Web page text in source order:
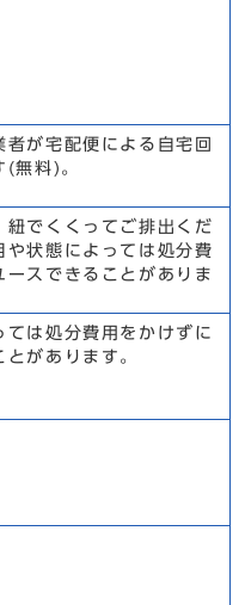
者が宅配便による自宅回
(無料)。
紐でくくってご排出くだ
や状態によっては処分費
ースできることがありま
ては処分費用をかけずに
があります。